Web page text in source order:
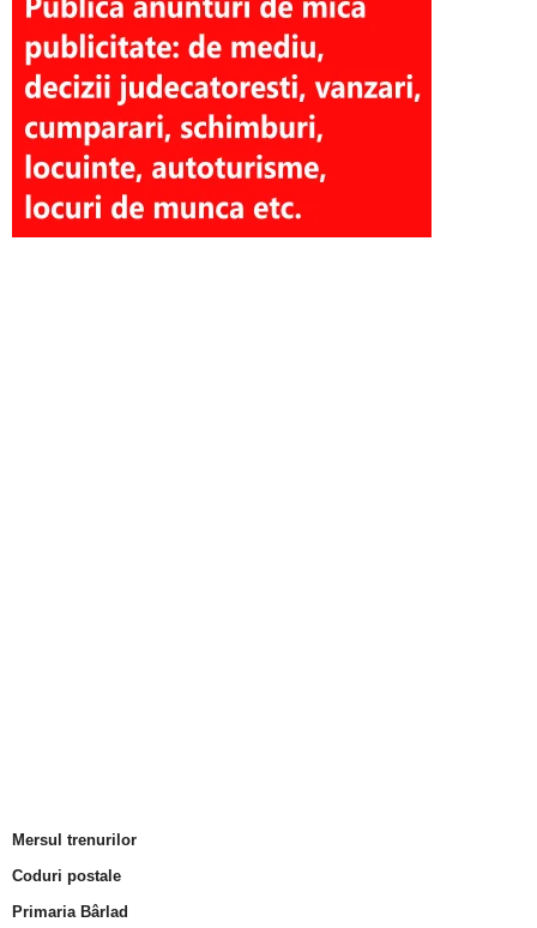
Mersul trenurilor
Coduri postale
Primaria Bârlad